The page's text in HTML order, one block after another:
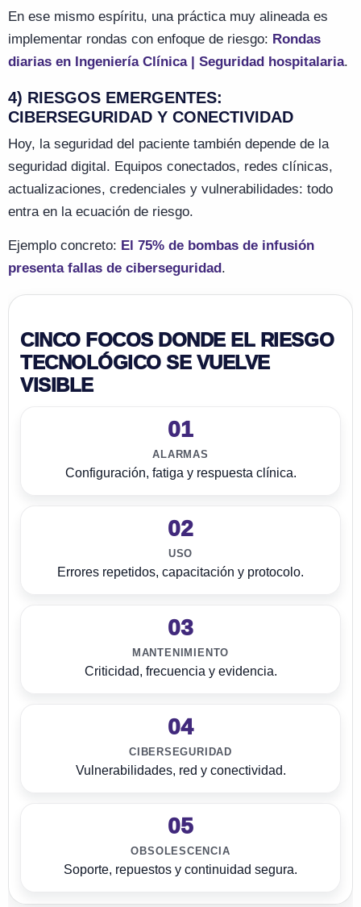
En ese mismo espíritu, una práctica muy alineada es
implementar rondas con enfoque de riesgo: Rondas
diarias en Ingeniería Clínica | Seguridad hospitalaria.
4) RIESGOS EMERGENTES:
CIBERSEGURIDAD Y CONECTIVIDAD
Hoy, la seguridad del paciente también depende de la
seguridad digital. Equipos conectados, redes clínicas,
actualizaciones, credenciales y vulnerabilidades: todo
entra en la ecuación de riesgo.
Ejemplo concreto: El 75% de bombas de infusión
presenta fallas de ciberseguridad.
CINCO FOCOS DONDE EL RIESGO
TECNOLÓGICO SE VUELVE
VISIBLE
01
ALARMAS
Configuración, fatiga y respuesta clínica.
02
USO
Errores repetidos, capacitación y protocolo.
03
MANTENIMIENTO
Criticidad, frecuencia y evidencia.
04
CIBERSEGURIDAD
Vulnerabilidades, red y conectividad.
05
OBSOLESCENCIA
Soporte, repuestos y continuidad segura.